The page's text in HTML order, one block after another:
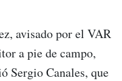
avisado por el VAR
a pie de campo,
Sergio Canales, que